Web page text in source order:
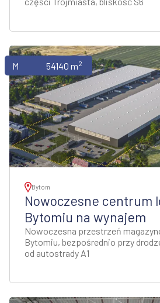
Magazyny54140 m2
Bytom
Nowoczesne centrum
Bytomiu na wynajem
Nowoczesna przestrzeń
Bytomiu, bezpośrednio przy
od autostrady A1